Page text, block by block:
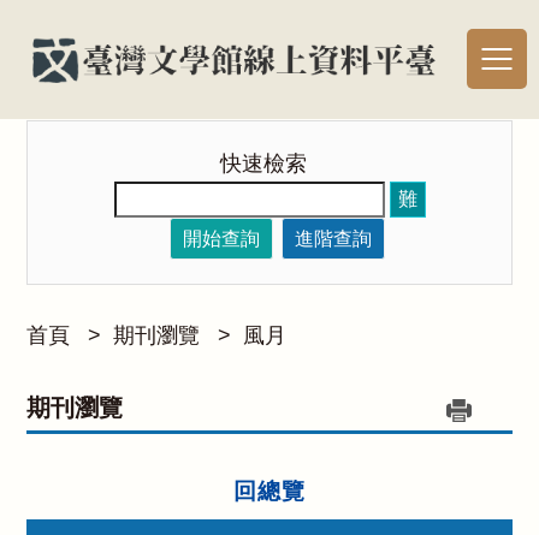
快速檢索
難
開始查詢
進階查詢
首頁 > 期刊瀏覽 > 風月
期刊瀏覽
回總覽